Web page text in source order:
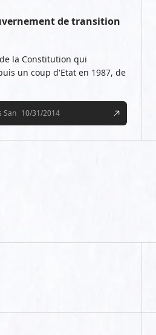
de transition
la Constitution qui
un coup d'Etat en 1987, de
San 10/31/2014